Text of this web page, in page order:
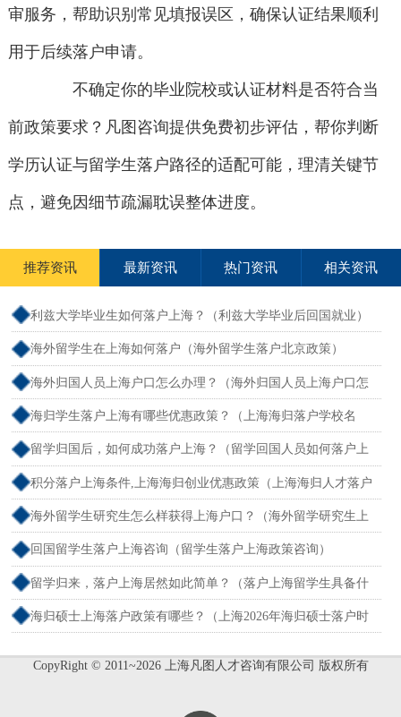
审服务，帮助识别常见填报误区，确保认证结果顺利
用于后续落户申请。
不确定你的毕业院校或认证材料是否符合当
前政策要求？凡图咨询提供免费初步评估，帮你判断
学历认证与留学生落户路径的适配可能，理清关键节
点，避免因细节疏漏耽误整体进度。
推荐资讯 最新资讯 热门资讯 相关资讯
利兹大学毕业生如何落户上海？（利兹大学毕业后回国就业）
海外留学生在上海如何落户（海外留学生落户北京政策）
海外归国人员上海户口怎么办理？（海外归国人员上海户口怎
么办理居住证）
海归学生落户上海有哪些优惠政策？（上海海归落户学校名
单）
留学归国后，如何成功落户上海？（留学回国人员如何落户上
海）
积分落户上海条件,上海海归创业优惠政策（上海海归人才落户
政策2026年）
海外留学生研究生怎么样获得上海户口？（海外留学研究生上
海落户）
回国留学生落户上海咨询（留学生落户上海政策咨询）
留学归来，落户上海居然如此简单？（落户上海留学生具备什
么条件）
海归硕士上海落户政策有哪些？（上海2026年海归硕士落户时
CopyRight © 2011~2026 上海凡图人才咨询有限公司 版权所有